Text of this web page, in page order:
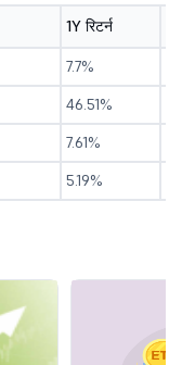
1Y रिटर्न
7.7%
46.51%
7.61%
5.19%